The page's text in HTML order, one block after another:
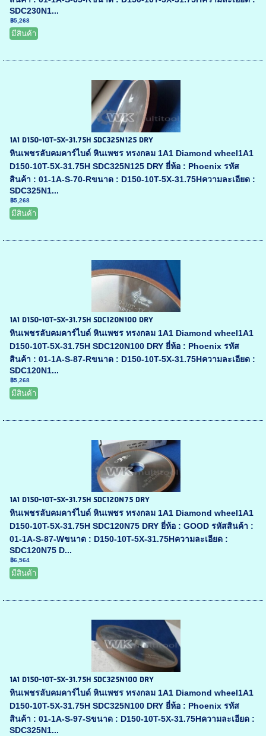
SDC230N1...
฿5,268
มีสินค้า
1A1 D150-10T-5X-31.75H SDC325N125 DRY
หินเพชรลับคมคาร์ไบด์ หินเพชร ทรงกลม 1A1 Diamond wheel1A1
D150-10T-5X-31.75H SDC325N125 DRY ยี่ห้อ : Phoenix รหัส
สินค้า : 01-1A-S-70-Rขนาด : D150-10T-5X-31.75Hความละเอียด :
SDC325N1...
฿5,268
มีสินค้า
1A1 D150-10T-5X-31.75H SDC120N100 DRY
หินเพชรลับคมคาร์ไบด์ หินเพชร ทรงกลม 1A1 Diamond wheel1A1
D150-10T-5X-31.75H SDC120N100 DRY ยี่ห้อ : Phoenix รหัส
สินค้า : 01-1A-S-87-Rขนาด : D150-10T-5X-31.75Hความละเอียด :
SDC120N1...
฿5,268
มีสินค้า
1A1 D150-10T-5X-31.75H SDC120N75 DRY
หินเพชรลับคมคาร์ไบด์ หินเพชร ทรงกลม 1A1 Diamond wheel1A1
D150-10T-5X-31.75H SDC120N75 DRY ยี่ห้อ : GOOD รหัสสินค้า :
01-1A-S-87-Wขนาด : D150-10T-5X-31.75Hความละเอียด :
SDC120N75 D...
฿6,564
มีสินค้า
1A1 D150-10T-5X-31.75H SDC325N100 DRY
หินเพชรลับคมคาร์ไบด์ หินเพชร ทรงกลม 1A1 Diamond wheel1A1
D150-10T-5X-31.75H SDC325N100 DRY ยี่ห้อ : Phoenix รหัส
สินค้า : 01-1A-S-97-Sขนาด : D150-10T-5X-31.75Hความละเอียด :
SDC325N1...